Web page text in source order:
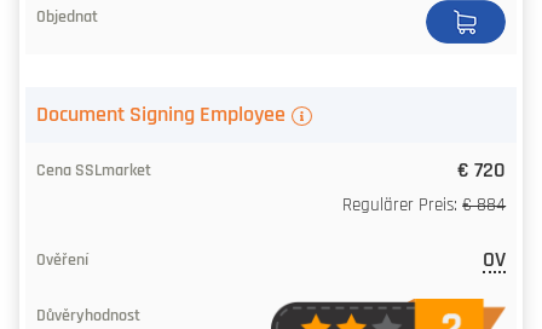
Belichtung
(während)
(Jahre)
Bestellen
Document Signing Employee
€ 720
Regulärer Preis:€ 884
OV